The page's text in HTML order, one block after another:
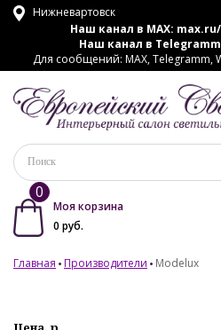
Нижневартовск
Наш канал в MAX: max.ru/
Наш канал в
Для сообщений: MAX, Telegramm,
0
Моя корзина
0 руб.
Главная Производители Modelux